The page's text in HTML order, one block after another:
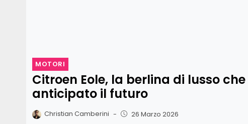
MOTORI
Citroen Eole, la berlina di lusso
anticipato il futuro
Christian Camberini - 26 Marzo 2026